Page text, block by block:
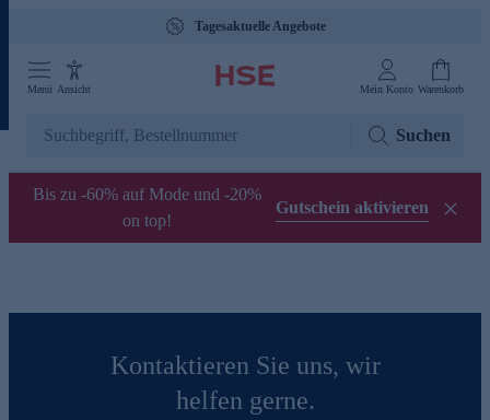
Tagesaktuelle Angebote
Menü Ansicht Mein Konto Warenkorb
Suchen
Bis zu -60% auf Mode und -20%
on top!
Gutschein aktivieren
Kontaktieren Sie uns, wir
helfen gerne.